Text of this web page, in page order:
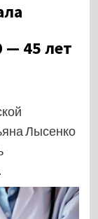
— 45 лет
Лысенко